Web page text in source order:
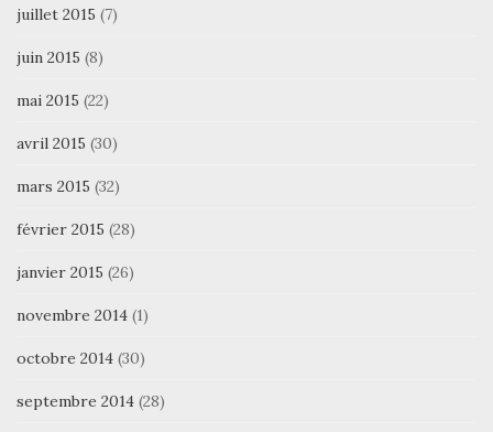
juillet 2015 (7)
juin 2015 (8)
mai 2015 (22)
avril 2015 (30)
mars 2015 (32)
février 2015 (28)
janvier 2015 (26)
novembre 2014 (1)
octobre 2014 (30)
septembre 2014 (28)